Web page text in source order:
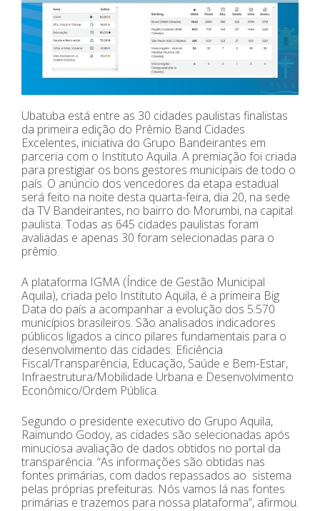
Ubatuba está entre as 30 cidades paulistas finalistas
da primeira edição do Prêmio Band Cidades
Excelentes, iniciativa do Grupo Bandeirantes em
parceria com o Instituto Aquila. A premiação foi criada
para prestigiar os bons gestores municipais de todo o
país. O anúncio dos vencedores da etapa estadual
será feito na noite desta quarta-feira, dia 20, na sede
da TV Bandeirantes, no bairro do Morumbi, na capital
paulista. Todas as 645 cidades paulistas foram
avaliadas e apenas 30 foram selecionadas para o
prêmio.
A plataforma IGMA (Índice de Gestão Municipal
Aquila), criada pelo Instituto Aquila, é a primeira Big
Data do país a acompanhar a evolução dos 5.570
municípios brasileiros. São analisados indicadores
públicos ligados a cinco pilares fundamentais para o
desenvolvimento das cidades: Eficiência
Fiscal/Transparência, Educação, Saúde e Bem-Estar,
Infraestrutura/Mobilidade Urbana e Desenvolvimento
Econômico/Ordem Pública.
Segundo o presidente executivo do Grupo Aquila,
Raimundo Godoy, as cidades são selecionadas após
minuciosa avaliação de dados obtidos no portal da
transparência. “As informações são obtidas nas
fontes primárias, com dados repassados ao sistema
pelas próprias prefeituras. Nós vamos lá nas fontes
primárias e trazemos para nossa plataforma”, afirmou.